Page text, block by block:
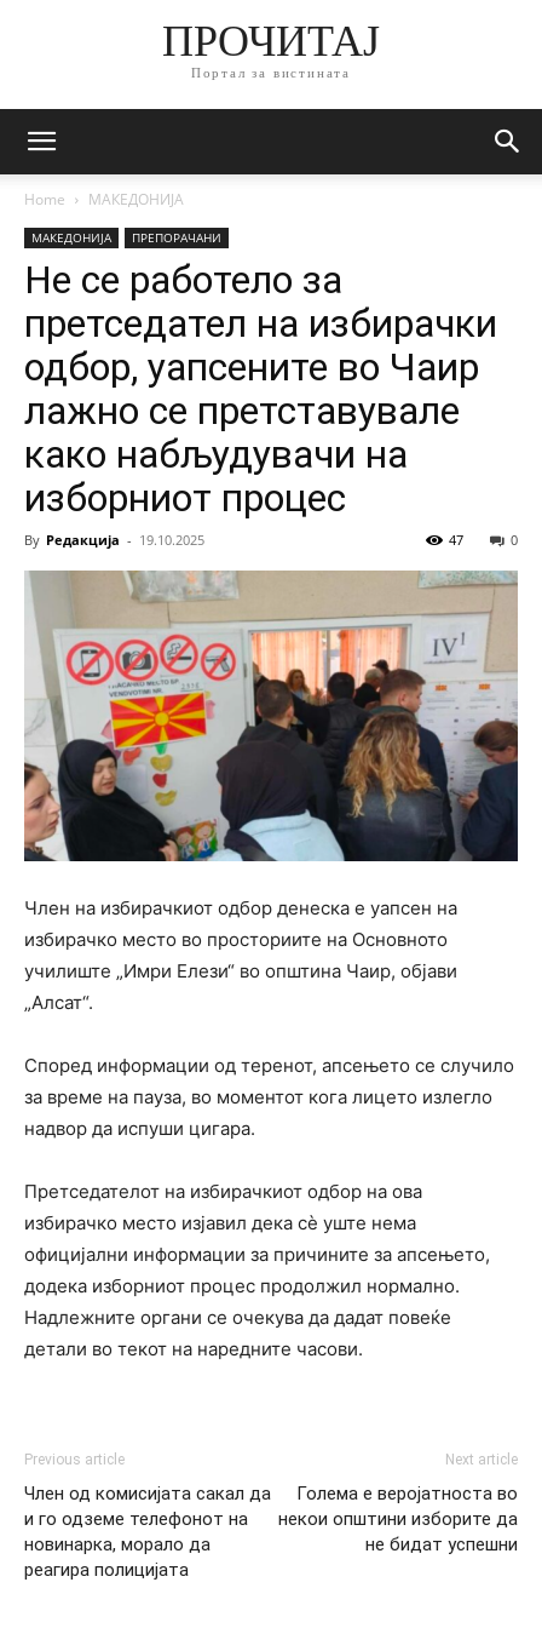
ПРОЧИТАЈ
Портал за вистината
Home МАКЕДОНИЈА
МАКЕДОНИЈА ПРЕПОРАЧАНИ
Не се работело за
претседател на избирачки
одбор, уапсените во Чаир
лажно се претставувале
како набљудувачи на
изборниот процес
By Редакција - 19.10.2025 0
47
Член на избирачкиот одбор денеска е уапсен на
избирачко место во просториите на Основното
училиште „Имри Елези“ во општина Чаир, објави
„Алсат“.
Според информации од теренот, апсењето се случило
за време на пауза, во моментот кога лицето излегло
надвор да испуши цигара.
Претседателот на избирачкиот одбор на ова
избирачко место изјавил дека сѐ уште нема
официјални информации за причините за апсењето,
додека изборниот процес продолжил нормално.
Надлежните органи се очекува да дадат повеќе
детали во текот на наредните часови.
Previous article
Член од комисијата сакал да
и го одземе телефонот на
новинарка, морало да
реагира полицијата
Next article
Голема е веројатноста во
некои општини изборите да
не бидат успешни